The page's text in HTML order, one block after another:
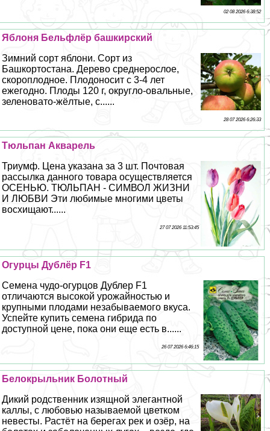
02 08 2026 6:38:52
Яблоня Бельфлёр башкирский
Зимний сорт яблони. Сорт из
Башкортостана. Дерево среднерослое,
скороплодное. Плодоносит с 3-4 лет
ежегодно. Плоды 120 г, округло-овальные,
зеленовато-жёлтые, с......
28 07 2026 6:26:33
Тюльпан Акварель
Триумф. Цена указана за 3 шт. Почтовая
рассылка данного товара осуществляется
ОСЕНЬЮ. ТЮЛЬПАН - СИМВОЛ ЖИЗНИ
И ЛЮБВИ Эти любимые многими цветы
восхищают......
27 07 2026 11:53:45
Огурцы Дублёр F1
Семена чудо-огурцов Дублер F1
отличаются высокой урожайностью и
крупными плодами незабываемого вкуса.
Успейте купить семена гибрида по
доступной цене, пока они еще есть в......
26 07 2026 6:46:15
Белокрыльник Болотный
Дикий родственник изящной элегантной
каллы, с любовью называемой цветком
невесты. Растёт на берегах рек и озёр, на